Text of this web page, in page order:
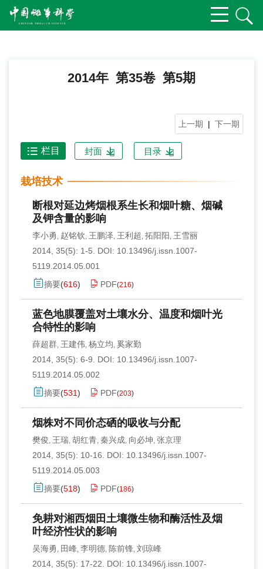
2014年 第35卷 第5期
上一期 | 下一期
栏目 封面 目录
栽培技术
断根对延边烤烟根系生长和烟叶糖、烟碱
及钾含量的影响
李小勇 , 赵铭钦, 王鹏泽, 王利超 , 拓阳阳, 王雪丽
2014, 35(5): 1-5.
DOI: 10.13496/j.issn.1007-
5119.2014.05.001
摘要(616) PDF(216)
蓝色地膜覆盖对土壤水分、温度和烟叶光
合特性的影响
薛超群, 王建伟, 杨立均, 奚家勤
2014, 35(5): 6-9.
DOI: 10.13496/j.issn.1007-
5119.2014.05.002
摘要(531) PDF(203)
烟株对不同价态硒的吸收与分配
樊俊, 王瑞, 胡红青, 秦兴成, 向必坤, 张京理
2014, 35(5): 10-16.
DOI: 10.13496/j.issn.1007-
5119.2014.05.003
摘要(518) PDF(186)
免耕对湘西烟田土壤微生物和酶活性及烟
叶经济性状的影响
吴海勇 , 田峰, 李明德, 陈前锋, 刘琼峰
2014, 35(5): 17-22.
DOI: 10.13496/j.issn.1007-